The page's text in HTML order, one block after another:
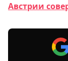
Австрии